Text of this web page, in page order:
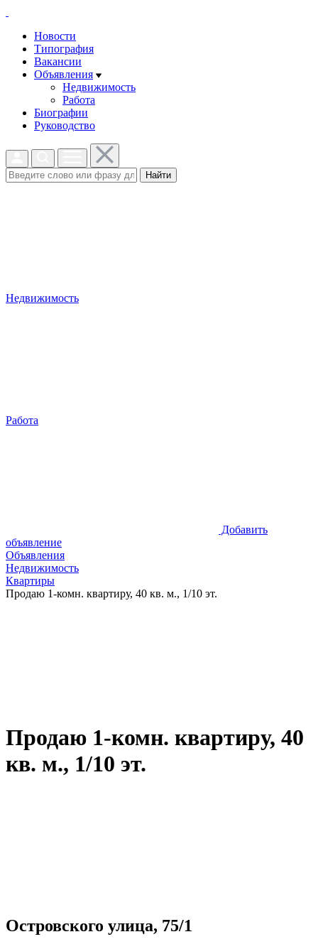
Новости
Типография
Вакансии
Объявления
Недвижимость
Работа
Биографии
Руководство
Найти
Недвижимость
Работа
Добавить
объявление
Объявления
Недвижимость
Квартиры
Продаю 1-комн. квартиру, 40 кв. м., 1/10 эт.
Продаю 1-комн. квартиру, 40
кв. м., 1/10 эт.
Островского улица, 75/1